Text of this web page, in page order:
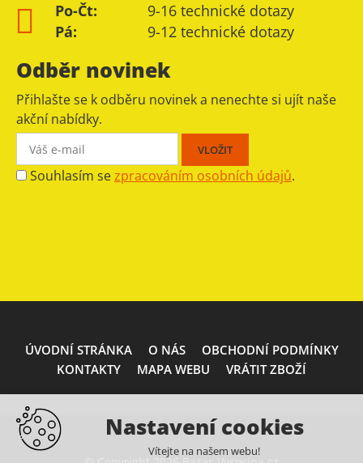
Po-Čt:
9-16 technické dotazy
Pá:
9-12 technické dotazy
Odběr novinek
Přihlašte se k odběru novinek a nenechte si ujít naše
akční nabídky.
Souhlasím sezpracováním osobních údajů.
ÚVODNÍ STRÁNKA O NÁS
OBCHODNÍ PODMÍNKY
KONTAKTY
MAPA WEBU VRÁTIT ZBOŽÍ
Nastavení cookies
Vítejte na našem webu!